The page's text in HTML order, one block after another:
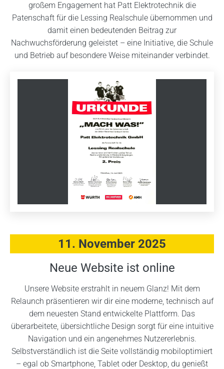
großem Engagement hat Patt Elektrotechnik die
Patenschaft für die Lessing Realschule übernommen und
damit einen bedeutenden Beitrag zur
Nachwuchsförderung geleistet – eine Initiative, die Schule
und Betrieb auf besondere Weise miteinander verbindet.
11. November 2025
Neue Website ist online
Unsere Website erstrahlt in neuem Glanz! Mit dem
Relaunch präsentieren wir dir eine moderne, technisch auf
dem neuesten Stand entwickelte Plattform. Das
überarbeitete, übersichtliche Design sorgt für eine intuitive
Navigation und ein angenehmes Nutzererlebnis.
Selbstverständlich ist die Seite vollständig mobiloptimiert
– egal ob Smartphone, Tablet oder Desktop, du genießt